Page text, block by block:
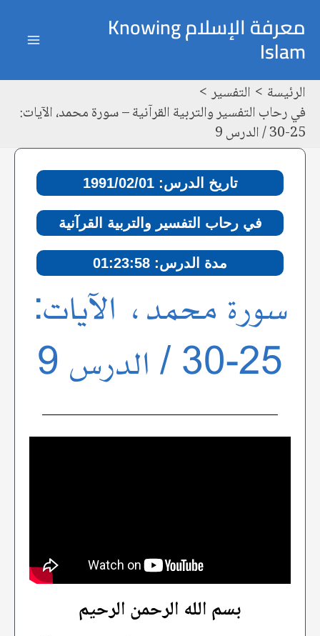
إلى
المحتوى
معرفة الإسلام Knowing
Islam
الرئيسة
التفسير
في رحاب التفسير والتربية القرآنية – سورة محمد، الآيات:
25-30 / الدرس 9
تاريخ الدرس: 1991/02/01
في رحاب التفسير والتربية القرآنية
مدة الدرس: 01:23:58
سورة محمد، الآيات:
25-30 / الدرس 9
بسم الله الرحمن الرحيم
navigation